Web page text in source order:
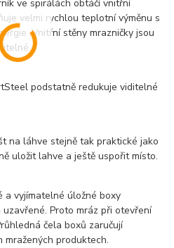
ve spirálách obtáčí vnitřní
velmi rychlou teplotní výměnu s
Vnitřní stěny mrazničky jsou
podstatně redukuje viditelné
na láhve stejně tak praktické jako
uložit lahve a ještě uspořit místo.
a vyjímatelné úložné boxy
Proto mráz při otevření
čela boxů zaručují
produktech.